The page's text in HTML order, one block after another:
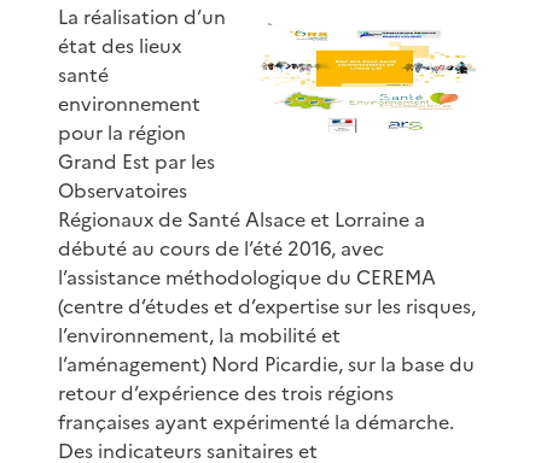
La réalisation d’un
état des lieux
santé
environnement
pour la région
Grand Est par les
Observatoires
Régionaux de Santé Alsace et Lorraine a
débuté au cours de l’été 2016, avec
l’assistance méthodologique du CEREMA
(centre d’études et d’expertise sur les risques,
l’environnement, la mobilité et
l’aménagement) Nord Picardie, sur la base du
retour d’expérience des trois régions
françaises ayant expérimenté la démarche.
Des indicateurs sanitaires et